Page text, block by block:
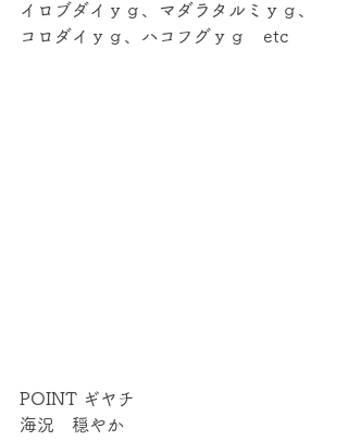
イロブダイｙｇ、マダラタルミｙｇ、
コロダイｙｇ、ハコフグｙｇ　etc
POINT ギヤチ
海況　穏やか